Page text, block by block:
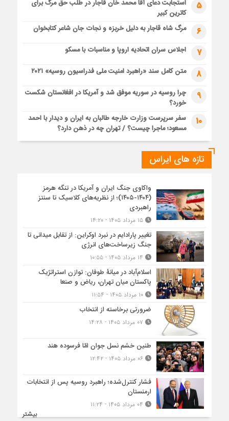
5
استجابت دعای آقا محمد خان قاجار در طلب حق مرگ برای
کاترین کبیر
6 مرگ شاه قاجار به دلیل خربزه و نجات جان شاعر کتابخوان
7 اجلاس سران اتحادیه اروپا و مناسبات با مسکو
8 متن کامل سند «راهبرد امنیت ملی فدراسیون روسیه» ۲۰۲۱
9
چرا روسیه در سوریه موفق شد و آمریکا در افغانستان شکست
خورد؟
10
سفر سرپرست وزارت خارجه طالبان به ایران و دیدار با احمد
مسعود؛ ماجرا چیست؟ / تهران چه در ذهن دارد؟
تازه های ایراس
واکاوی جنگ ایران و آمریکا در تنگه هرمز
(۱۴۰۴-۱۴۰۵)؛ از نظریه‌های کلاسیک تا سنتز
راهبردی
۱۵ مرداد ۱۴۰۵ - ۱۴:۲۰
تغییر پارادایم در نبرد اوکراین: از تقابل میدانی تا
جنگ زیرساخت‌های انرژی
اسلام‌آباد در میانۀ طوفان: توازن استراتژیک
پاکستان میان تهران، ریاض و صنعا
۱۰ مرداد ۱۴۰۵ - ۱۱:۵۴
ضرورتی برخاسته از انتخاب
طنین خشم نسل جوان امّا فرسوده هند
۰۶ مرداد ۱۴۰۵ - ۱۲:۴۲
فشار کنترل‌شده؛ راهبرد روسیه پس از انتخابات
ارمنستان
بیشتر